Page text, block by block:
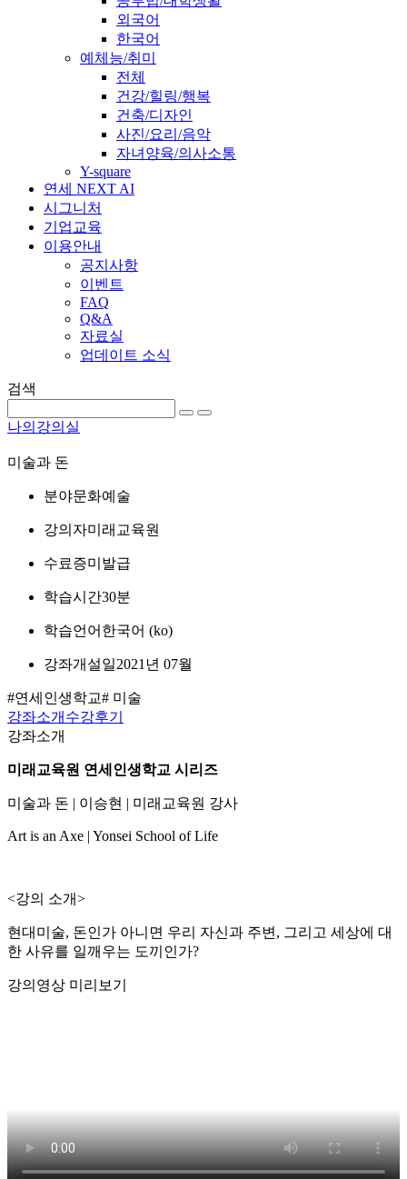
외국어
한국어
예체능/취미
전체
건강/힐링/행복
건축/디자인
사진/요리/음악
자녀양육/의사소통
Y-square
연세 NEXT AI
시그니처
기업교육
이용안내
공지사항
이벤트
FAQ
Q&A
자료실
업데이트 소식
검색
나의강의실
미술과 돈
분야문화예술
강의자미래교육원
수료증미발급
학습시간30분
학습언어 한국어 ‎(ko)‎
강좌개설일2021년 07월
#연세인생학교# 미술
강좌소개 수강후기
강좌소개
미래교육원 연세인생학교 시리즈
미술과 돈 | 이승현 | 미래교육원 강사
Art is an Axe | Yonsei School of Life
<강의 소개>
현대미술, 돈인가 아니면 우리 자신과 주변, 그리고 세상에 대
한 사유를 일깨우는 도끼인가?
강의영상 미리보기